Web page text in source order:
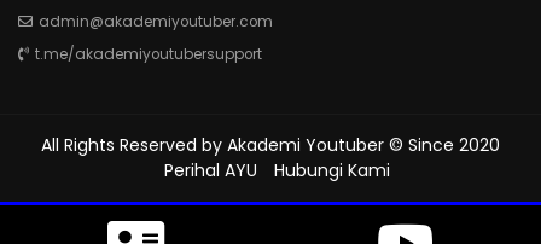
admin@akademiyoutuber.com
t.me/akademiyoutubersupport
All Rights Reserved by Akademi Youtuber © Since 2020
Perihal AYU
Hubungi Kami